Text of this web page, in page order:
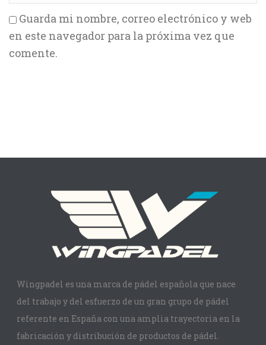
Guarda mi nombre, correo electrónico y web
en este navegador para la próxima vez que
comente.
Wingpadel es una marca de pádel española que nace
del trabajo y del esfuerzo de un gran grupo de pádel
referente en España con una amplia trayectoria en la
fabricación y distribución de productos de pádel.